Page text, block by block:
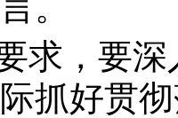
求，要
抓好贯